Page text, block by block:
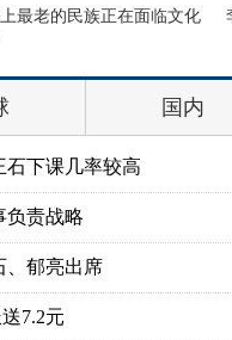
最老的民族正在面临文化
国内
石下课几率较高
负责战略
、郁亮出席
7.2元